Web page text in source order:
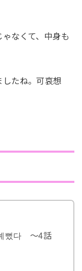
なくて、中身も
したね。可哀想
뻤다 ～4話